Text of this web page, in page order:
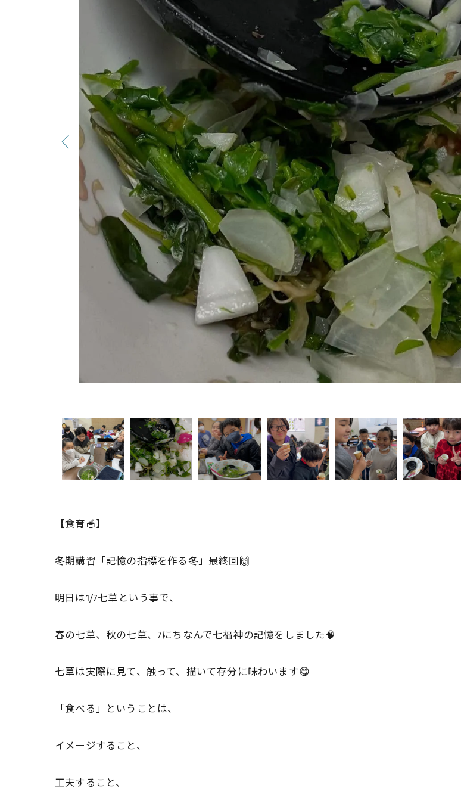
【食育🥣】
冬期講習「記憶の指標を作る冬」最終回🙌
明日は1/7七草という事で、
春の七草、秋の七草、7にちなんで七福神の記憶をしました🧠
七草は実際に見て、触って、描いて存分に味わいます😋
「食べる」ということは、
イメージすること、
工夫すること、